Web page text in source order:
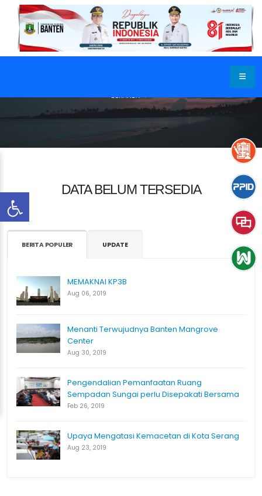
BERANDA
DATA BELUM TERSEDIA
BERITA POPULER UPDATE
MEMAKNAI KP3B
Aug 06, 2019
Menanti Terwujudnya Banten Mangrove
Center
Aug 30, 2019
Pengendalian Pemanfaatan Ruang
Sempadan Sungai perlu Disepakati Bersama
Feb 26, 2019
Upaya Mengatasi Kemacetan di Kota Serang
Aug 23, 2019